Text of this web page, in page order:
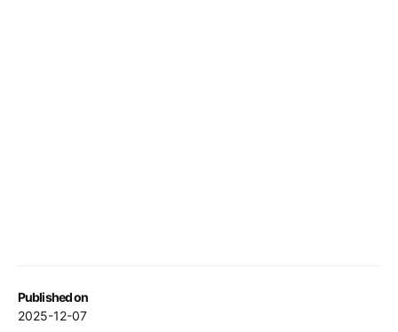
Published on
2025-12-07